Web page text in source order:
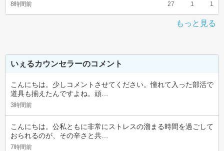
8時間前 27 1 1
もっと見る
いぇるカウンセラーのコメント
こんにちは。少しコメントさせてください。憧れて入った部活で
道具も揃えたんですよね。頑…
3時間前
こんにちは。公私ともに非常にストレスの溜まる時間を過ごして
おられるのが、その辛さと共…
7時間前